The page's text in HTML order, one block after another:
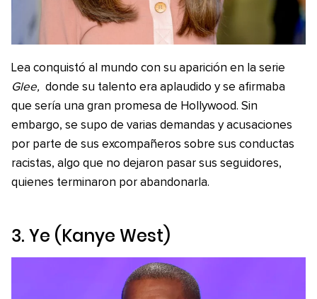
Lea conquistó al mundo con su aparición en la serie
Glee, donde su talento era aplaudido y se afirmaba
que sería una gran promesa de Hollywood. Sin
embargo, se supo de varias demandas y acusaciones
por parte de sus excompañeros sobre sus conductas
racistas, algo que no dejaron pasar sus seguidores,
quienes terminaron por abandonarla.
3. Ye (Kanye West)